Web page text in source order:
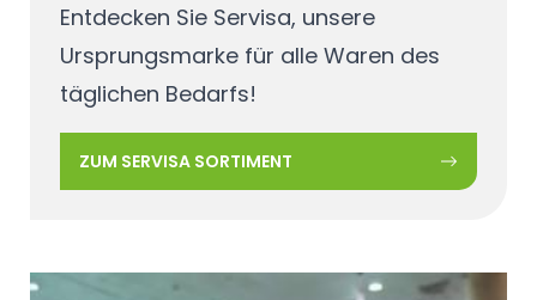
Entdecken Sie Servisa, unsere
Ursprungsmarke für alle Waren des
täglichen Bedarfs!
ZUM SERVISA SORTIMENT